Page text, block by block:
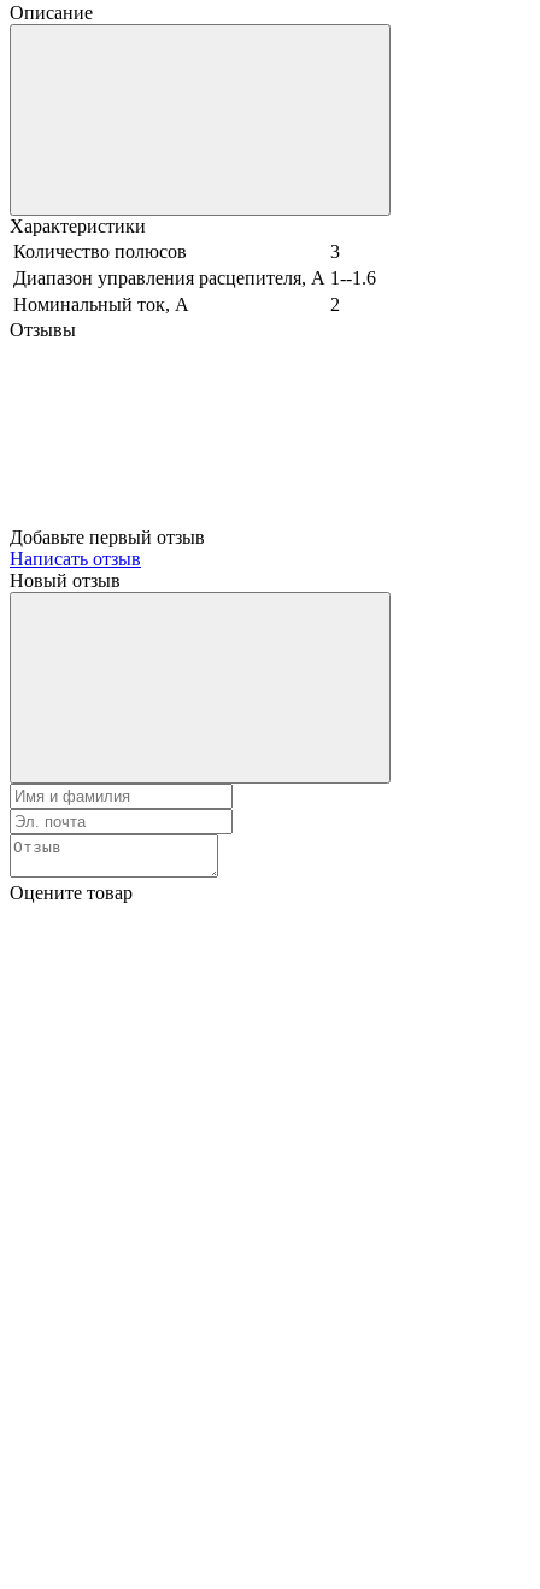
Описание
Характеристики
Количество полюсов
3
Диапазон управления расцепителя, А 1--1.6
Номинальный ток, А
2
Отзывы
Добавьте первый отзыв
Написать отзыв
Новый отзыв
Оцените товар